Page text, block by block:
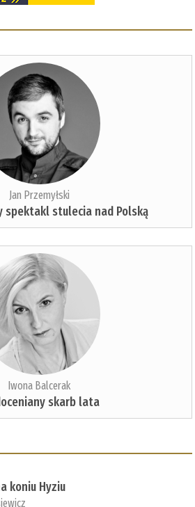
Jan Przemyłski
spektakl stulecia nad Polską
Iwona Balcerak
skarb lata
koniu Hyziu